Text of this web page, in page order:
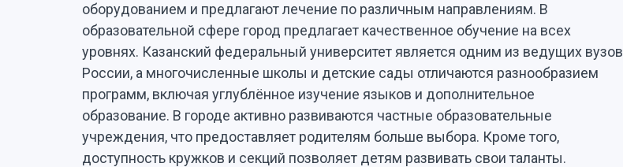
оборудованием и предлагают лечение по различным направлениям. В
образовательной сфере город предлагает качественное обучение на всех
уровнях. Казанский федеральный университет является одним из ведущих вузов
России, а многочисленные школы и детские сады отличаются разнообразием
программ, включая углублённое изучение языков и дополнительное
образование. В городе активно развиваются частные образовательные
учреждения, что предоставляет родителям больше выбора. Кроме того,
доступность кружков и секций позволяет детям развивать свои таланты.